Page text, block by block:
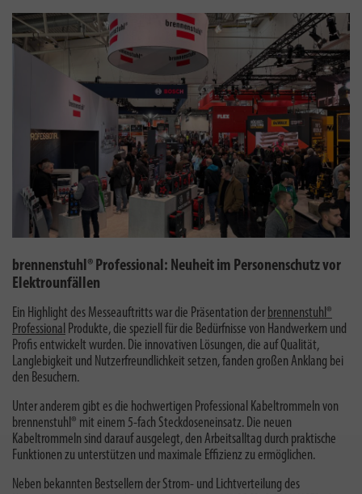
brennenstuhl® Professional: Neuheit im Personenschutz vor
Elektrounfällen
Ein Highlight des Messeauftritts war die Präsentation der brennenstuhl®
Professional Produkte, die speziell für die Bedürfnisse von Handwerkern und
Profis entwickelt wurden. Die innovativen Lösungen, die auf Qualität,
Langlebigkeit und Nutzerfreundlichkeit setzen, fanden großen Anklang bei
den Besuchern.
Unter anderem gibt es die hochwertigen Professional Kabeltrommeln von
brennenstuhl® mit einem 5-fach Steckdoseneinsatz. Die neuen
Kabeltrommeln sind darauf ausgelegt, den Arbeitsalltag durch praktische
Funktionen zu unterstützen und maximale Effizienz zu ermöglichen.
Neben bekannten Bestsellern der Strom- und Lichtverteilung des